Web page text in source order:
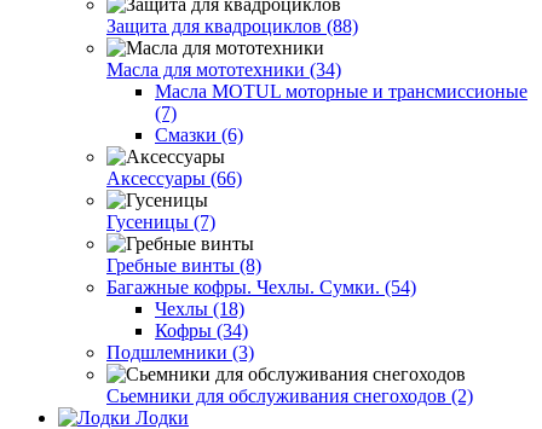
Защита для квадроциклов (88)
Масла для мототехники (34)
Масла MOTUL моторные и трансмиссионые
(7)
Смазки (6)
Аксессуары (66)
Гусеницы (7)
Гребные винты (8)
Багажные кофры. Чехлы. Сумки. (54)
Чехлы (18)
Кофры (34)
Подшлемники (3)
Сьемники для обслуживания снегоходов (2)
Лодки